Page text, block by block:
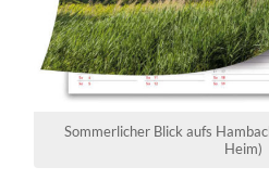
Sommerlicher Blick aufs
Heim)